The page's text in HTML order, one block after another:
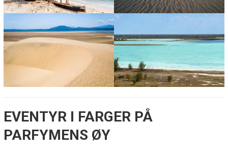
EVENTYR I FARGER PÅ
PARFYMENS ØY